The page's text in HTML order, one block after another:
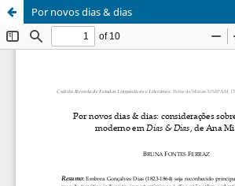
Por novos dias & dias